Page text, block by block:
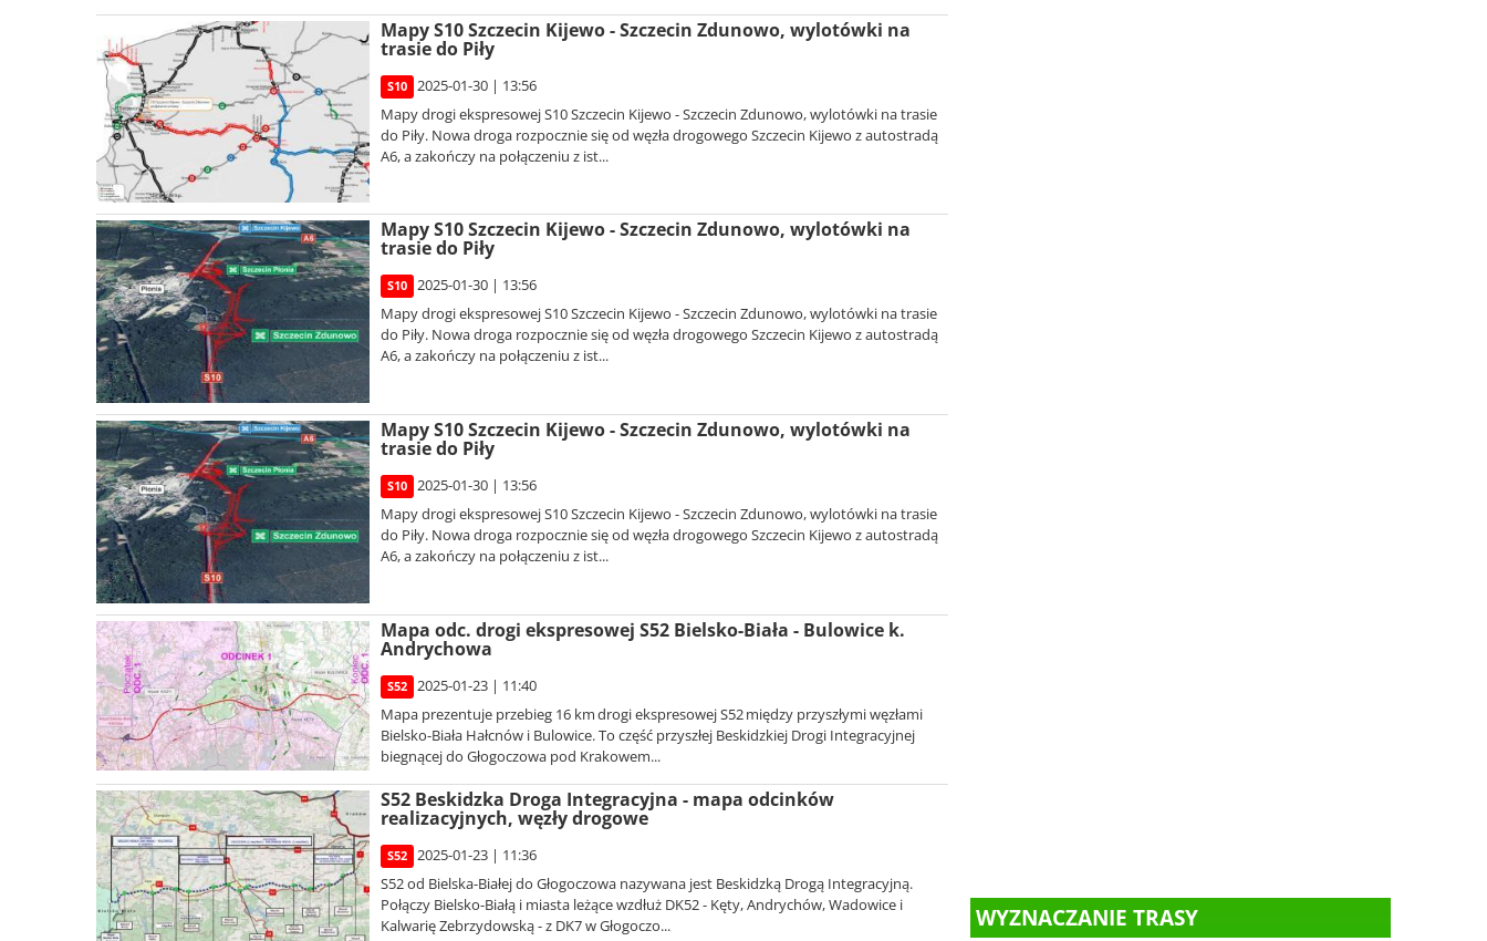
Mapy S10 Szczecin Kijewo - Szczecin Zdunowo, wylotówki na
trasie do Piły
S10
2025-01-30 | 13:56
Mapy drogi ekspresowej S10 Szczecin Kijewo - Szczecin Zdunowo, wylotówki na trasie
do Piły. Nowa droga rozpocznie się od węzła drogowego Szczecin Kijewo z autostradą
A6, a zakończy na połączeniu z ist...
Mapy S10 Szczecin Kijewo - Szczecin Zdunowo, wylotówki na
trasie do Piły
S10
2025-01-30 | 13:56
Mapy drogi ekspresowej S10 Szczecin Kijewo - Szczecin Zdunowo, wylotówki na trasie
do Piły. Nowa droga rozpocznie się od węzła drogowego Szczecin Kijewo z autostradą
A6, a zakończy na połączeniu z ist...
Mapy S10 Szczecin Kijewo - Szczecin Zdunowo, wylotówki na
trasie do Piły
S10
2025-01-30 | 13:56
Mapy drogi ekspresowej S10 Szczecin Kijewo - Szczecin Zdunowo, wylotówki na trasie
do Piły. Nowa droga rozpocznie się od węzła drogowego Szczecin Kijewo z autostradą
A6, a zakończy na połączeniu z ist...
Mapa odc. drogi ekspresowej S52 Bielsko-Biała - Bulowice k.
Andrychowa
S52
2025-01-23 | 11:40
Mapa prezentuje przebieg 16 km drogi ekspresowej S52 między przyszłymi węzłami
Bielsko-Biała Hałcnów i Bulowice. To część przyszłej Beskidzkiej Drogi Integracyjnej
biegnącej do Głogoczowa pod Krakowem...
S52 Beskidzka Droga Integracyjna - mapa odcinków
realizacyjnych, węzły drogowe
S52
2025-01-23 | 11:36
S52 od Bielska-Białej do Głogoczowa nazywana jest Beskidzką Drogą Integracyjną.
Połączy Bielsko-Białą i miasta leżące wzdłuż DK52 - Kęty, Andrychów, Wadowice i
Kalwarię Zebrzydowską - z DK7 w Głogoczo...
WYZNACZANIE TRASY